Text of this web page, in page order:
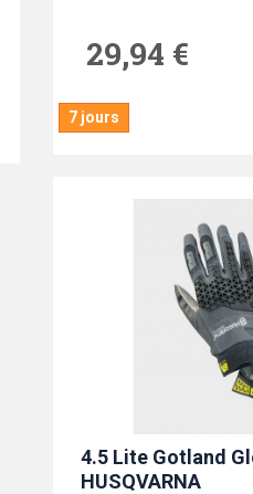
29,94 €
7 jours
4.5 Lite Gotland
HUSQVARNA